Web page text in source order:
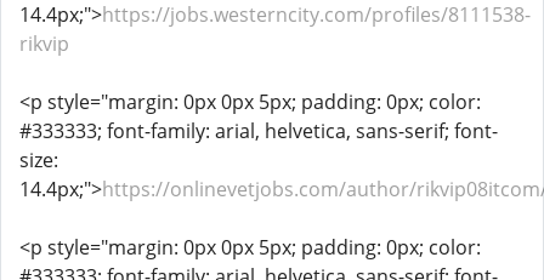
14.4px;">https://jobs.westerncity.com/profiles/8111538-
rikvip
<p style="margin: 0px 0px 5px; padding: 0px; color:
#333333; font-family: arial, helvetica, sans-serif; font-
size:
14.4px;">https://onlinevetjobs.com/author/
<p style="margin: 0px 0px 5px; padding: 0px; color: